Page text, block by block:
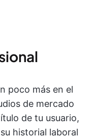
poco más en el
de mercado
de tu usuario,
historial laboral